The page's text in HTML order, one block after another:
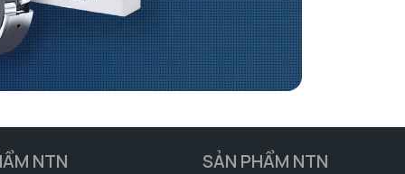
NTN SẢN PHẨM NTN